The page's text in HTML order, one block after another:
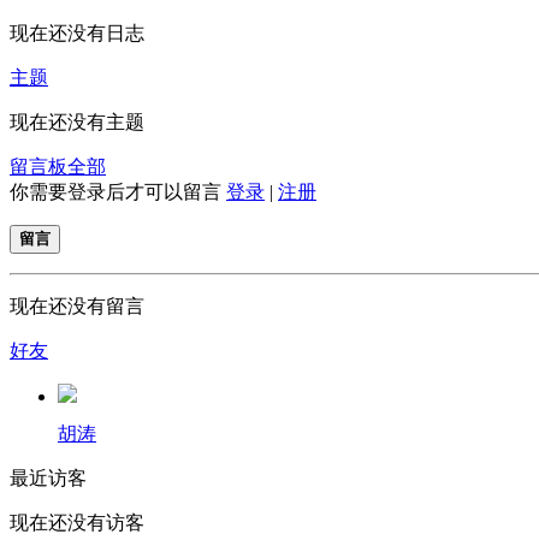
现在还没有日志
主题
现在还没有主题
留言板全部
你需要登录后才可以留言 登录 | 注册
留言
现在还没有留言
好友
胡涛
最近访客
现在还没有访客